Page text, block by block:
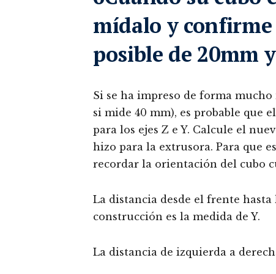
mídalo y confirme
posible de 20mm
Si se ha impreso de forma
si mide 40 mm), es probable que
para los ejes Z e Y. Calcule el
hizo para la extrusora. Para que
recordar la orientación del cubo
La distancia desde el frente
construcción es la medida de Y.
La distancia de izquierda a